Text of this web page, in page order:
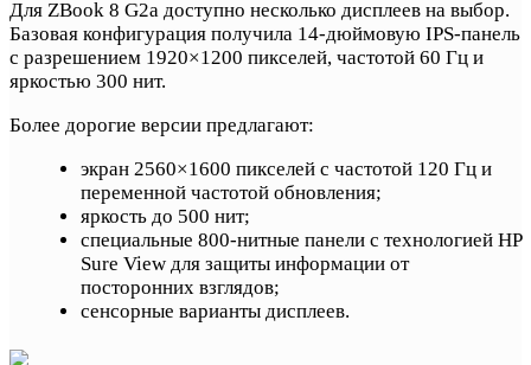
Для ZBook 8 G2a доступно несколько дисплеев на выбор.
Базовая конфигурация получила 14-дюймовую IPS-панель
с разрешением 1920×1200 пикселей, частотой 60 Гц и
яркостью 300 нит.
Более дорогие версии предлагают:
экран 2560×1600 пикселей с частотой 120 Гц и
переменной частотой обновления;
яркость до 500 нит;
специальные 800-нитные панели с технологией HP
Sure View для защиты информации от
посторонних взглядов;
сенсорные варианты дисплеев.